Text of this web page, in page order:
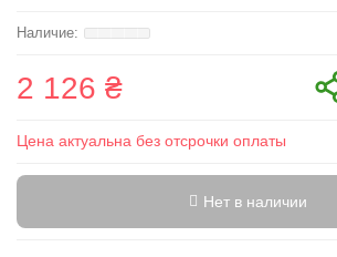
2 126 ₴
Цена актуальна без отсрочки оплаты
Нет в наличии